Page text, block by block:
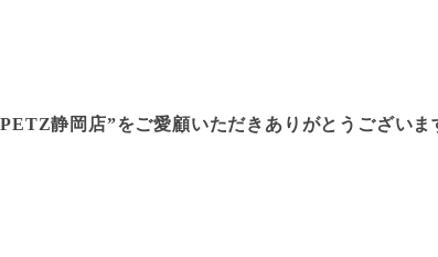
静岡店”をご愛顧いただきありがとうございま